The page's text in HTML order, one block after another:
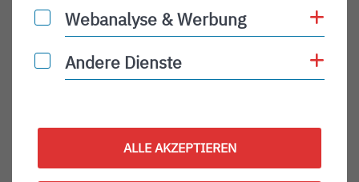
Status Description:
Checkin:
Codeshare:
Webanalyse & Werbung
Webanalyse & Werbung
Andere Dienste
Andere Dienste
ALLE AKZEPTIEREN